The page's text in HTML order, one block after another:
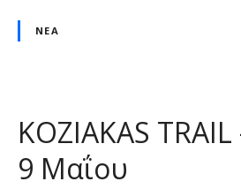
ΝΈΑ
KOZIAKAS
9 Μαΐου